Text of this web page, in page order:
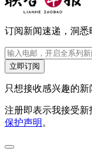
订阅新闻速递，洞悉
立即订阅
只想接收感兴趣的新
注册即表示我接受
保护声明 。